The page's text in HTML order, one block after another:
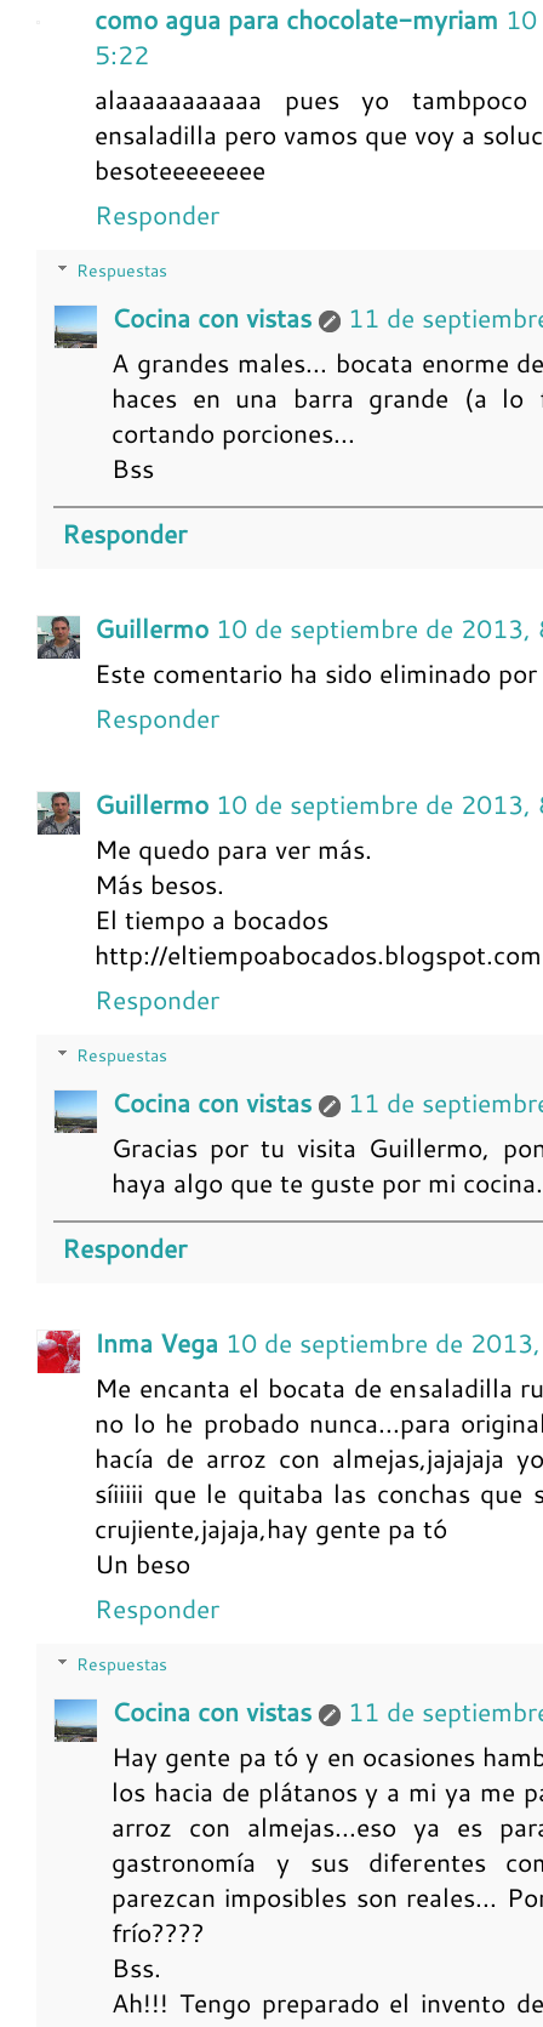
como agua para chocolate-myriam
5:22
alaaaaaaaaaaa pues yo
ensaladilla pero vamos que voy a
besoteeeeeeee
Responder
Respuestas
Cocina con vistas
11 de
A grandes males... bocata enorme
haces en una barra grande (a lo
cortando porciones...
Bss
Responder
Guillermo 10 de septiembre de 2013,
Este comentario ha sido eliminado
Responder
Guillermo 10 de septiembre de 2013,
Me quedo para ver más.
Más besos.
El tiempo a bocados
http://
Responder
Respuestas
Cocina con vistas
11 de
Gracias por tu visita Guillermo,
haya algo que te guste por mi
Responder
Inma Vega 10 de septiembre de
Me encanta el bocata de ensaladilla
no lo he probado nunca...para
hacía de arroz con almejas,jajajaja
síiiiii que le quitaba las conchas que
crujiente,jajaja,hay gente pa tó
Un beso
Responder
Respuestas
Cocina con vistas
11 de
Hay gente pa tó y en ocasiones
los hacia de plátanos y a mi ya me
arroz con almejas...eso ya es
gastronomía y sus diferentes
parezcan imposibles son reales...
frío????
Bss.
Ah!!! Tengo preparado el invento